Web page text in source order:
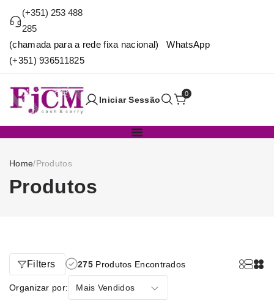
(+351) 253 488
285
(chamada para a rede fixa nacional) WhatsApp
(+351) 936511825
Iniciar Sessão
0
Home/Produtos
Produtos
Filters 275 Produtos Encontrados
Organizar por: Mais Vendidos